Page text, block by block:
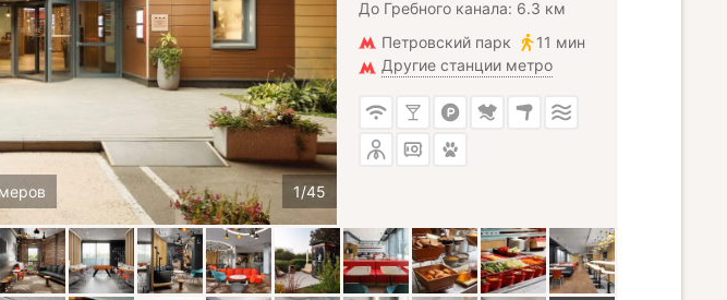
До Гребного канала: 6.3 км
Петровский парк
11 мин
Другие станции метро